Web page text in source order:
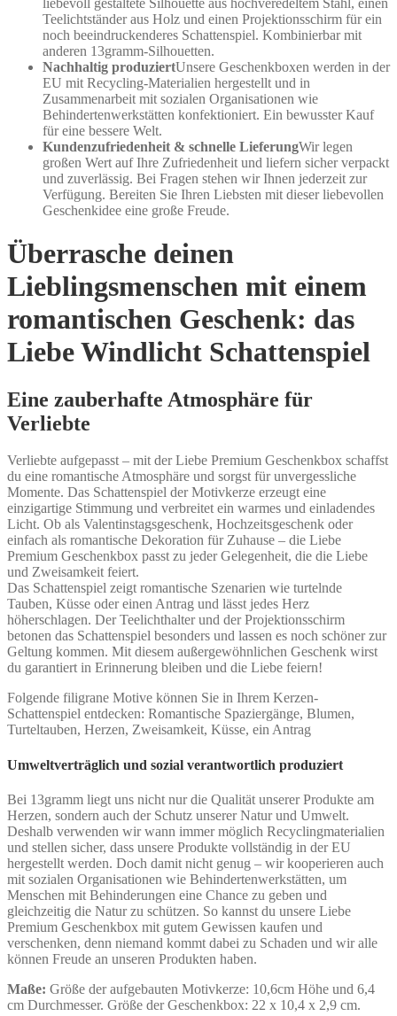
Teelichtständer aus Holz und einen Projektionsschirm für ein
noch beeindruckenderes Schattenspiel. Kombinierbar mit
anderen 13gramm-Silhouetten.
Nachhaltig produziertUnsere Geschenkboxen werden in der
EU mit Recycling-Materialien hergestellt und in
Zusammenarbeit mit sozialen Organisationen wie
Behindertenwerkstätten konfektioniert. Ein bewusster Kauf
für eine bessere Welt.
Kundenzufriedenheit & schnelle LieferungWir legen
großen Wert auf Ihre Zufriedenheit und liefern sicher verpackt
und zuverlässig. Bei Fragen stehen wir Ihnen jederzeit zur
Verfügung. Bereiten Sie Ihren Liebsten mit dieser liebevollen
Geschenkidee eine große Freude.
Überrasche deinen
Lieblingsmenschen mit einem
romantischen Geschenk: das
Liebe Windlicht Schattenspiel
Eine zauberhafte Atmosphäre für
Verliebte
Verliebte aufgepasst – mit der Liebe Premium Geschenkbox schaffst
du eine romantische Atmosphäre und sorgst für unvergessliche
Momente. Das Schattenspiel der Motivkerze erzeugt eine
einzigartige Stimmung und verbreitet ein warmes und einladendes
Licht. Ob als Valentinstagsgeschenk, Hochzeitsgeschenk oder
einfach als romantische Dekoration für Zuhause – die Liebe
Premium Geschenkbox passt zu jeder Gelegenheit, die die Liebe
und Zweisamkeit feiert.
Das Schattenspiel zeigt romantische Szenarien wie turtelnde
Tauben, Küsse oder einen Antrag und lässt jedes Herz
höherschlagen. Der Teelichthalter und der Projektionsschirm
betonen das Schattenspiel besonders und lassen es noch schöner zur
Geltung kommen. Mit diesem außergewöhnlichen Geschenk wirst
du garantiert in Erinnerung bleiben und die Liebe feiern!
Folgende filigrane Motive können Sie in Ihrem Kerzen-
Schattenspiel entdecken: Romantische Spaziergänge, Blumen,
Turteltauben, Herzen, Zweisamkeit, Küsse, ein Antrag
Umweltverträglich und sozial verantwortlich produziert
Bei 13gramm liegt uns nicht nur die Qualität unserer Produkte am
Herzen, sondern auch der Schutz unserer Natur und Umwelt.
Deshalb verwenden wir wann immer möglich Recyclingmaterialien
und stellen sicher, dass unsere Produkte vollständig in der EU
hergestellt werden. Doch damit nicht genug – wir kooperieren auch
mit sozialen Organisationen wie Behindertenwerkstätten, um
Menschen mit Behinderungen eine Chance zu geben und
gleichzeitig die Natur zu schützen. So kannst du unsere Liebe
Premium Geschenkbox mit gutem Gewissen kaufen und
verschenken, denn niemand kommt dabei zu Schaden und wir alle
können Freude an unseren Produkten haben.
Maße: Größe der aufgebauten Motivkerze: 10,6cm Höhe und 6,4
cm Durchmesser. Größe der Geschenkbox: 22 x 10,4 x 2,9 cm.